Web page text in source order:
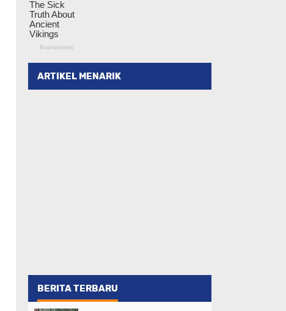
ARTIKEL MENARIK
BERITA TERBARU